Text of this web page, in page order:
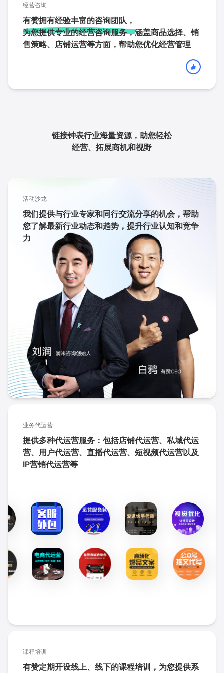
经营咨询
有赞拥有经验丰富的咨询团队，
为您提供专业的经营咨询服务，涵盖商品选择、销
售策略、店铺运营等方面，帮助您优化经营管理
链接钟表行业海量资源，助您轻松
经营、拓展商机和视野
活动沙龙
我们提供与行业专家和同行交流分享的机会，帮助
您了解最新行业动态和趋势，提升行业认知和竞争
力
业务代运营
提供多种代运营服务：包括店铺代运营、私域代运
营、用户代运营、直播代运营、短视频代运营以及
IP营销代运营等
课程培训
有赞定期开设线上、线下的课程培训，为您提供系